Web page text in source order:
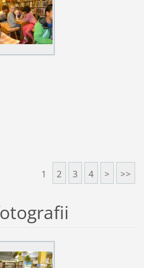
1 2 3 4 > >>